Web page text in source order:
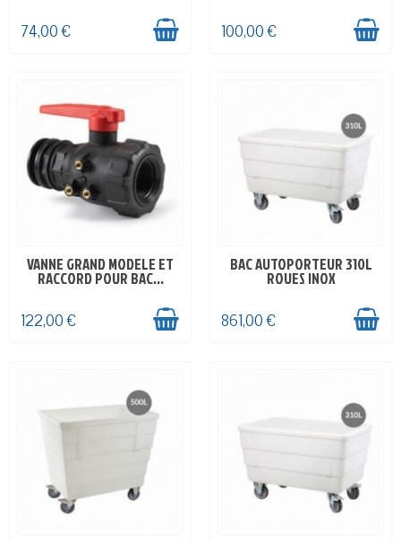
74,00 € 100,00 €
EN STOCK
VANNE GRAND MODELE ET
RACCORD POUR BAC...
122,00 €
EN STOCK
BAC AUTOPORTEUR 310L
ROUES INOX
861,00 €